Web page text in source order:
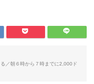
／朝６時から７時までに2,000ド